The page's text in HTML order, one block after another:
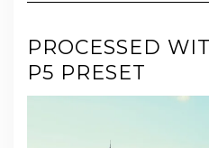
PROCESSED
P5 PRESET